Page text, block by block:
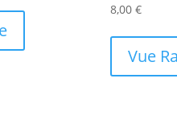
8,00 €
Vue